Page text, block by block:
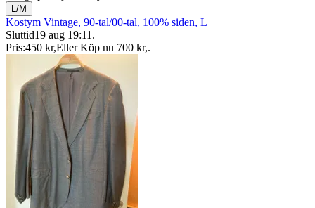
L/M
Kostym Vintage, 90-tal/00-tal, 100% siden, L
Sluttid19 aug 19:11 .
Pris:450 kr,Eller Köp nu 700 kr,.